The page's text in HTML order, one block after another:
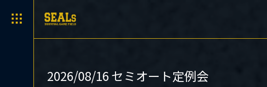
2026/08/16 セミオート定例会